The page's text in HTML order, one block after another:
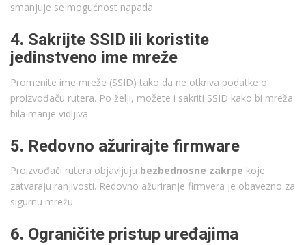
smanjuje se mogućnost napada.
4. Sakrijte SSID ili koristite
jedinstveno ime mreže
Promenite ime mreže (SSID) tako da ne otkriva podatke o
proizvođaču rutera. Po želji, možete i sakriti SSID kako bi mreža
bila manje vidljiva.
5. Redovno ažurirajte firmware
Proizvođači rutera objavljuju bezbednosne zakrpe koje
zatvaraju ranjivosti. Redovno ažuriranje firmvera je obavezno za
sigurnu mrežu.
6. Ograničite pristup uređajima